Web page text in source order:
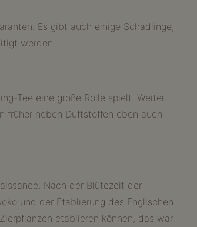
Es gibt auch einige Schädlinge,
werden.
Tee eine große Rolle spielt. Weiter
früher neben Duftstoffen eben auch
Nach der Blütezeit der
und der Etablierung des Englischen
etablieren können, das war